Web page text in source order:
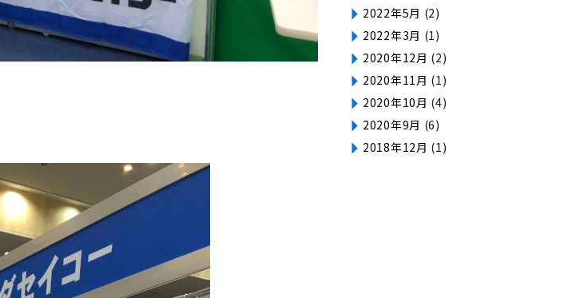
2022年5月 (2)
2022年3月 (1)
2020年12月 (2)
2020年11月 (1)
2020年10月 (4)
2020年9月 (6)
2018年12月 (1)